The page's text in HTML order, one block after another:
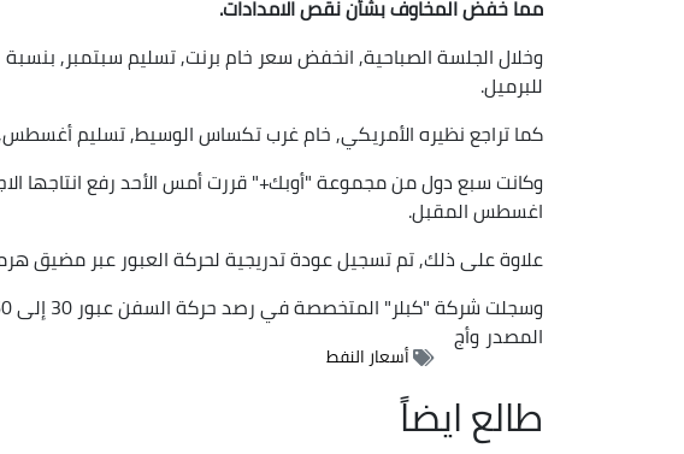
مما خفض المخاوف بشأن نقص الامدادات.
للبرميل.
كما تراجع نظيره الأمريكي, خام غرب تكساس الوسيط, تسليم أغسطس, ب66ر0 بالمائة, إلى 24ر68 دولارا
اغسطس المقبل.
علاوة على ذلك, تم تسجيل عودة تدريجية لحركة العبور عبر مضيق
وسجلت شركة "كبلر" المتخصصة في رصد حركة السفن عبور 30 إلى 60 سفينة يوميا عبر المضيق, أغلبها تجارية.
المصدر وأج
أسعار النفط
طالع ايضاً